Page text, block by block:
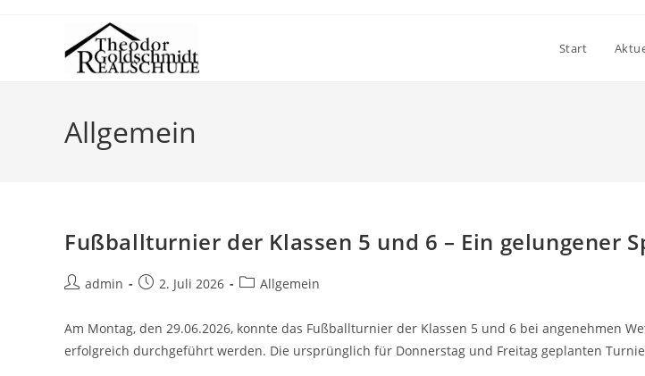
Start
Allgemein
Fußballturnier der Klassen 5 und 6 – Ein gelungener
admin 2. Juli 2026 Allgemein
Am Montag, den 29.06.2026, konnte das Fußballturnier der Klassen 5 und 6 bei angenehmen
erfolgreich durchgeführt werden. Die ursprünglich für Donnerstag und Freitag geplanten